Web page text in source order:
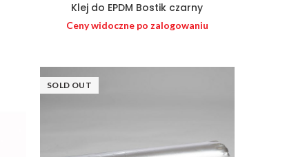
Klej do EPDM Bostik czarny
Ceny widoczne po zalogowaniu
SOLD OUT